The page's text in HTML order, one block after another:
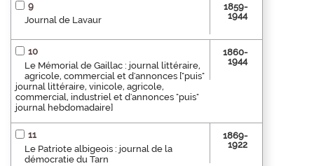
9
Journal de Lavaur
1859-
1944
10
Le Mémorial de Gaillac : journal littéraire,
agricole, commercial et d'annonces ["puis"
journal littéraire, vinicole, agricole,
commercial, industriel et d'annonces "puis"
journal hebdomadaire]
1860-
1944
11
Le Patriote albigeois : journal de la
démocratie du Tarn
1869-
1922